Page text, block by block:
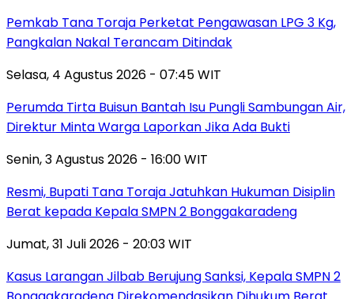
Pemkab Tana Toraja Perketat Pengawasan LPG 3 Kg,
Pangkalan Nakal Terancam Ditindak
Selasa, 4 Agustus 2026 - 07:45 WIT
Perumda Tirta Buisun Bantah Isu Pungli Sambungan Air,
Direktur Minta Warga Laporkan Jika Ada Bukti
Senin, 3 Agustus 2026 - 16:00 WIT
Resmi, Bupati Tana Toraja Jatuhkan Hukuman Disiplin
Berat kepada Kepala SMPN 2 Bonggakaradeng
Jumat, 31 Juli 2026 - 20:03 WIT
Kasus Larangan Jilbab Berujung Sanksi, Kepala SMPN 2